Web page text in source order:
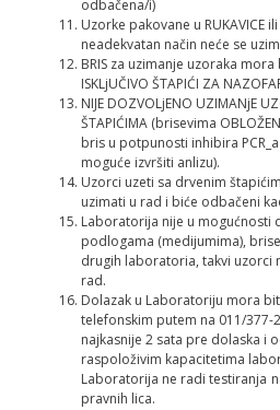
odbačena/i)
Uzorke pakovane u RUKAVICE
neadekvatan način neće se
BRIS za uzimanje uzoraka
ISKLjUČIVO ŠTAPIĆI ZA
NIJE DOZVOLjENO UZIMANјE
ŠTAPIĆIMA (brisevima
bris u potpunosti inhibira
moguće izvršiti anlizu).
Uzorci uzeti sa drvenim
uzimati u rad i biće odbačeni
Laboratorija nije u mogućnosti
podlogama (medijumima),
drugih laboratoria, takvi uzorci
rad.
Dolazak u Laboratoriju mora
telefonskim putem na 011/377-
najkasnije 2 sata pre dolaska i
raspoloživim kapacitetima
Laboratorija ne radi testiranja
pravnih lica.